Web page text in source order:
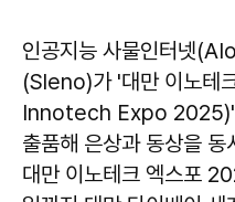
인공지능 사물인터넷
(Sleno)가 '대만 이노
Innotech Expo 2025)'
출품해 은상과 동상을
대만 이노테크 엑스포